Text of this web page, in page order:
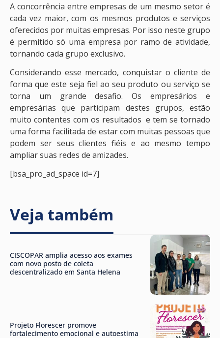
A concorrência entre empresas de um mesmo setor é
cada vez maior, com os mesmos produtos e serviços
oferecidos por muitas empresas. Por isso neste grupo
é permitido só uma empresa por ramo de atividade,
tornando cada grupo exclusivo.
Considerando esse mercado, conquistar o cliente de
forma que este seja fiel ao seu produto ou serviço se
torna um grande desafio. Os empresários e
empresárias que participam destes grupos, estão
muito contentes com os resultados e tem se tornado
uma forma facilitada de estar com muitas pessoas que
podem ser seus clientes fiéis e ao mesmo tempo
ampliar suas redes de amizades.
[bsa_pro_ad_space id=7]
Veja também
CISCOPAR amplia acesso aos exames
com novo posto de coleta
descentralizado em Santa Helena
Projeto Florescer promove
fortalecimento emocional e autoestima